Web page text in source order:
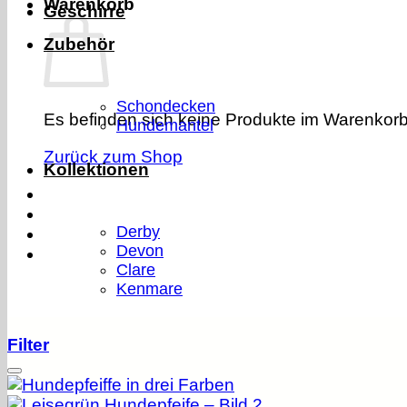
Warenkorb
Es befinden sich keine Produkte im
Zurück zum Shop
Geschirre
Zubehör
Schondecken
Hundemantel
Kollektionen
Derby
Devon
Clare
Kenmare
Filter